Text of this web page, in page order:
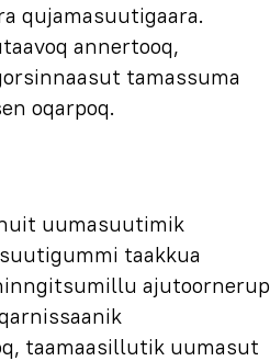
qujamasuutigaara.
annertooq,
tamassuma
oqarpoq.
uumasuutimik
taakkua
ajutoornerup
taamaasillutik uumasut